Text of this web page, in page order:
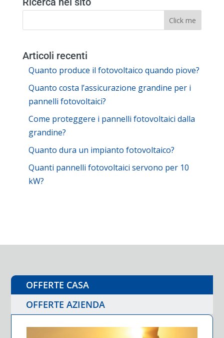
Articoli recenti
Quanto produce il fotovoltaico quando piove?
Quanto costa l’assicurazione grandine per i
pannelli fotovoltaici?
Come proteggere i pannelli fotovoltaici dalla
grandine?
Quanto dura un impianto fotovoltaico?
Quanti pannelli fotovoltaici servono per 10
kW?
OFFERTE CASA
OFFERTE AZIENDA